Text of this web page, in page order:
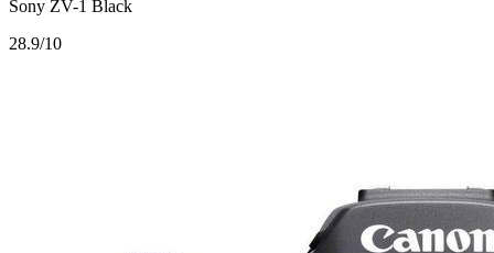
Sony ZV-1 Black
28.9/10